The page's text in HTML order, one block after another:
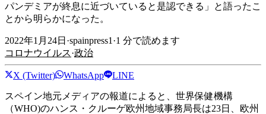
パンデミアが終息に近づいていると是認できる」と語ったこ
とから明らかになった。
2022年1月24日 ·spainpress1 ·1 分で読めます
コロナウイルス·政治
X (Twitter) WhatsApp LINE
スペイン地元メディアの報道によると、世界保健機構
（WHO)のハンス・クルーゲ欧州地域事務局長は23日、欧州